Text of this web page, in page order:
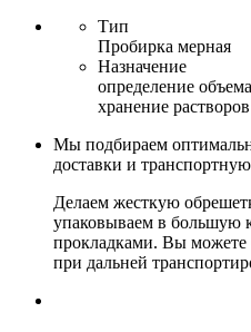
Тип
Пробирка мерная
Назначение
определение
хранение растворов
Мы подбираем
доставки и
Делаем жесткую
упаковываем в большую
прокладками. Вы можете
при дальней